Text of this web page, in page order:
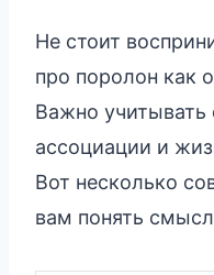
Не стоит
про поролон как
Важно учитывать
ассоциации и
Вот несколько
вам понять смысл